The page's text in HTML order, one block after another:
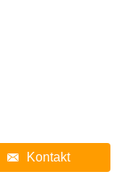
Kontakt